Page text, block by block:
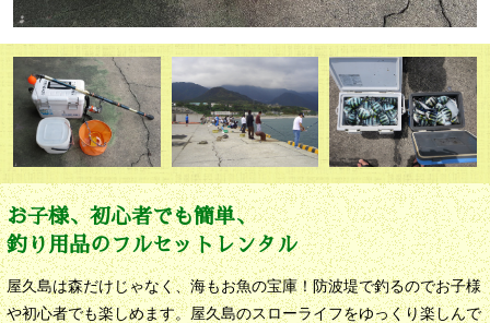
お子様、初心者でも簡単、
釣り用品のフルセットレンタル
屋久島は森だけじゃなく、海もお魚の宝庫！防波堤で釣るのでお子様
や初心者でも楽しめます。屋久島のスローライフをゆっくり楽しんで